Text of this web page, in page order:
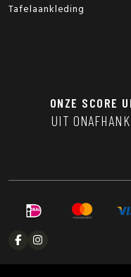
Tafelaankleding
ONZE SCORE
UIT